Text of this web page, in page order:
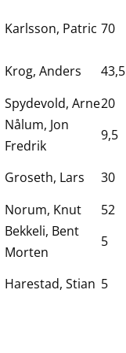
Karlsson, Patric 70
Krog, Anders 43,5
Spydevold, Arne20
Nålum, Jon
Fredrik
9,5
Groseth, Lars 30
Norum, Knut 52
Bekkeli, Bent
Morten
5
Harestad, Stian 5